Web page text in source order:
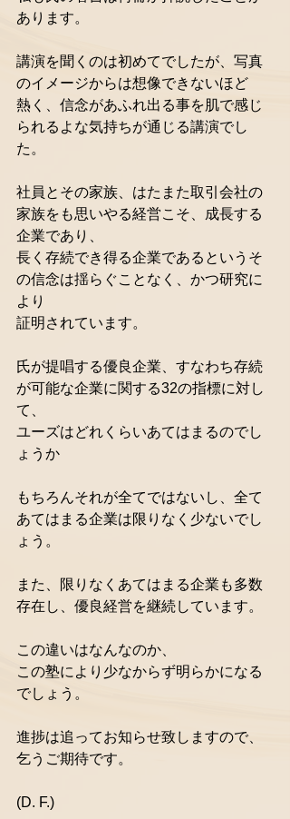
あります。
講演を聞くのは初めてでしたが、写真
のイメージからは想像できないほど
熱く、信念があふれ出る事を肌で感じ
られるよな気持ちが通じる講演でし
た。
社員とその家族、はたまた取引会社の
家族をも思いやる経営こそ、成長する
企業であり、
長く存続でき得る企業であるというそ
の信念は揺らぐことなく、かつ研究に
より
証明されています。
氏が提唱する優良企業、すなわち存続
が可能な企業に関する32の指標に対し
て、
ユーズはどれくらいあてはまるのでし
ょうか
もちろんそれが全てではないし、全て
あてはまる企業は限りなく少ないでし
ょう。
また、限りなくあてはまる企業も多数
存在し、優良経営を継続しています。
この違いはなんなのか、
この塾により少なからず明らかになる
でしょう。
進捗は追ってお知らせ致しますので、
乞うご期待です。
(D. F.)